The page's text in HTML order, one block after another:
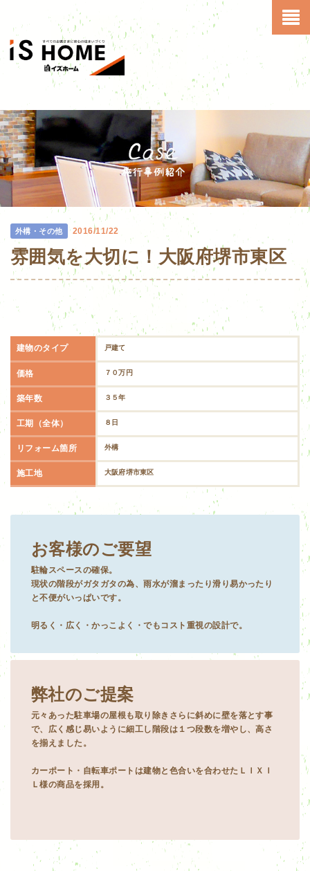
外構・その他 2016/11/22
雰囲気を大切に！大阪府堺市東区
建物のタイプ 戸建て
価格 ７０万円
築年数 ３５年
工期（全体） ８日
リフォーム箇所 外構
施工地 大阪府堺市東区
お客様のご要望
駐輪スペースの確保。
現状の階段がガタガタの為、雨水が溜まったり滑り易かったり
と不便がいっぱいです。
明るく・広く・かっこよく・でもコスト重視の設計で。
弊社のご提案
元々あった駐車場の屋根も取り除きさらに斜めに壁を落とす事
で、広く感じ易いように細工し階段は１つ段数を増やし、高さ
を揃えました。
カーポート・自転車ポートは建物と色合いを合わせたＬＩＸＩ
Ｌ様の商品を採用。